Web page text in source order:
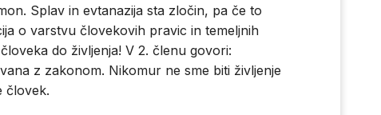
Splav in evtanazija sta zločin, pa če to
o varstvu človekovih pravic in temeljnih
do življenja! V 2. členu govori:
z zakonom. Nikomur ne sme biti življenje
človek.